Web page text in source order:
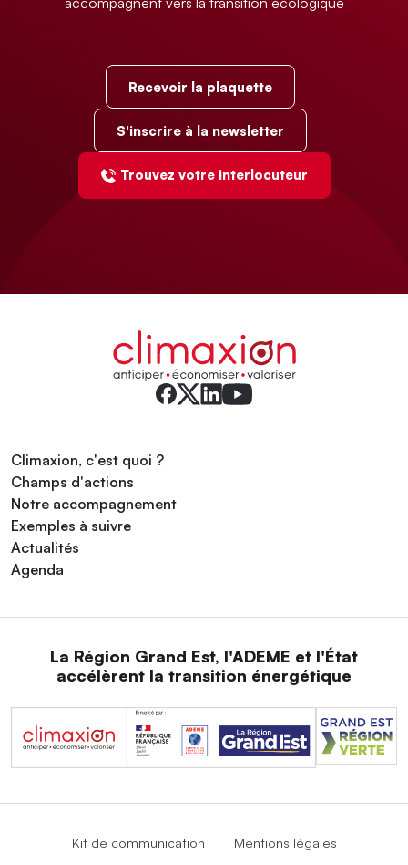
Recevoir la plaquette
S'inscrire à la newsletter
Trouvez votre interlocuteur
Climaxion, c'est quoi ?
Champs d'actions
Notre accompagnement
Exemples à suivre
Actualités
Agenda
La Région Grand Est, l'ADEME et l'État
accélèrent la transition énergétique
Kit de communication Mentions légales